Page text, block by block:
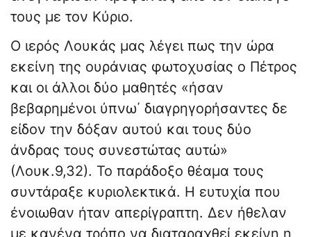
τους με τον Κύριο.
Ο ιερός Λουκάς μας λέγει πως την ώρα
εκείνη της ουράνιας φωτοχυσίας ο Πέτρος
και οι άλλοι δύο μαθητές «ήσαν
βεβαρημένοι ύπνω΄ διαγρηγορήσαντες δε
είδον την δόξαν αυτού και τους δύο
άνδρας τους συνεστώτας αυτώ»
(Λουκ.9,32). Το παράδοξο θέαμα τους
συντάραξε κυριολεκτικά. Η ευτυχία που
ένοιωθαν ήταν απερίγραπτη. Δεν ήθελαν